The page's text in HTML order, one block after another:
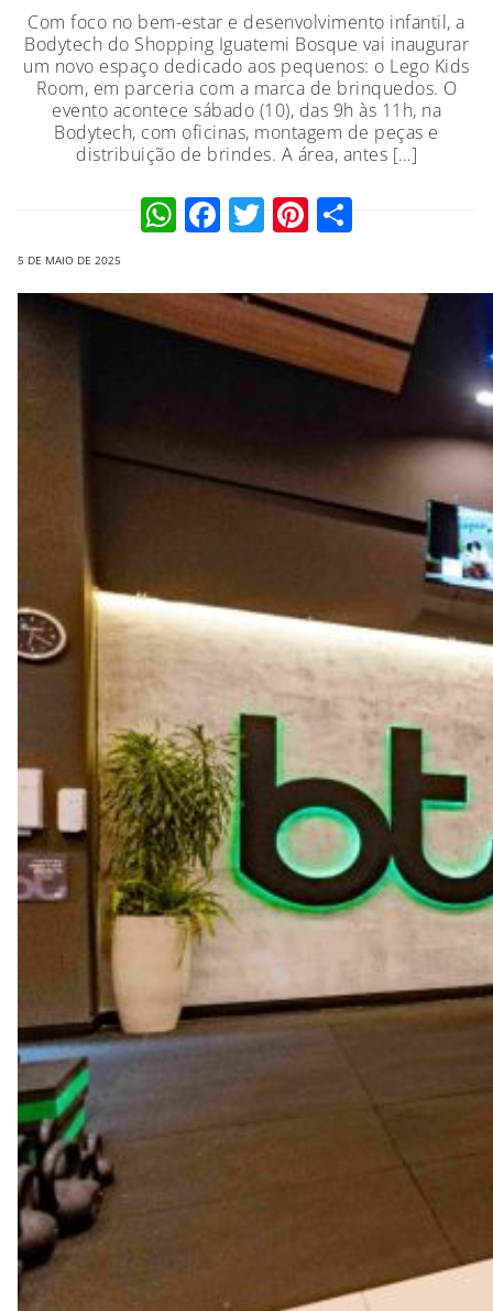
Com foco no bem-estar e desenvolvimento infantil, a
Bodytech do Shopping Iguatemi Bosque vai inaugurar
um novo espaço dedicado aos pequenos: o Lego Kids
Room, em parceria com a marca de brinquedos. O
evento acontece sábado (10), das 9h às 11h, na
Bodytech, com oficinas, montagem de peças e
distribuição de brindes. A área, antes […]
WhatsApp
Facebook
TwitterPinterest
5 DE MAIO DE 2025